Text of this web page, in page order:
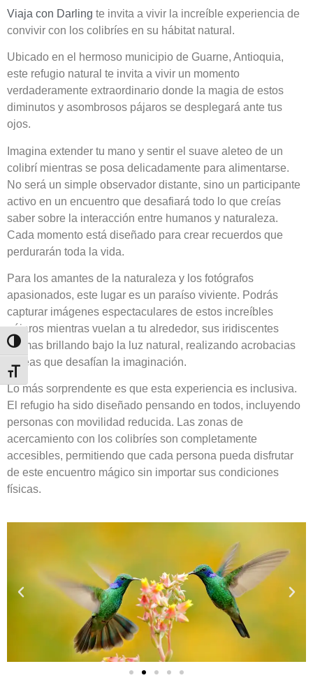
Toggle High Contrast
Toggle Font size
Viaja con Darling te invita a vivir la increíble experiencia de
convivir con los colibríes en su hábitat natural.
Ubicado en el hermoso municipio de Guarne, Antioquia,
este refugio natural te invita a vivir un momento
verdaderamente extraordinario donde la magia de estos
diminutos y asombrosos pájaros se desplegará ante tus
ojos.
Imagina extender tu mano y sentir el suave aleteo de un
colibrí mientras se posa delicadamente para alimentarse.
No será un simple observador distante, sino un participante
activo en un encuentro que desafiará todo lo que creías
saber sobre la interacción entre humanos y naturaleza.
Cada momento está diseñado para crear recuerdos que
perdurarán toda la vida.
Para los amantes de la naturaleza y los fotógrafos
apasionados, este lugar es un paraíso viviente. Podrás
capturar imágenes espectaculares de estos increíbles
pájaros mientras vuelan a tu alrededor, sus iridiscentes
plumas brillando bajo la luz natural, realizando acrobacias
aéreas que desafían la imaginación.
Lo más sorprendente es que esta experiencia es inclusiva.
El refugio ha sido diseñado pensando en todos, incluyendo
personas con movilidad reducida. Las zonas de
acercamiento con los colibríes son completamente
accesibles, permitiendo que cada persona pueda disfrutar
de este encuentro mágico sin importar sus condiciones
físicas.